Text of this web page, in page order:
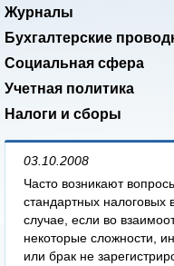
Журналы
Бухгалтерские
Социальная сфера
Учетная политика
Налоги и сборы
03.10.2008
Часто возникают
стандартных налоговых
случае, если во
некоторые сложности,
или брак не